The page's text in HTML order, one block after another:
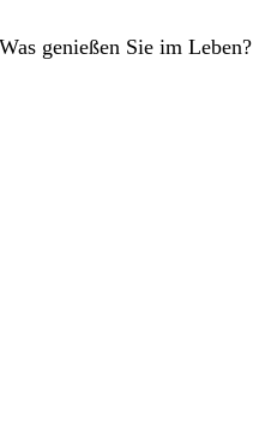
genießen Sie im Leben?